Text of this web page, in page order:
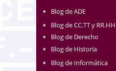
Blog de ADE
Blog de CC.TT y RR.HH
Blog de Derecho
Blog de Historia
Blog de Informática